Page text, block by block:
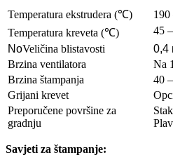
Temperatura ekstrudera (℃) 190
Temperatura kreveta (℃)
45
NoVeličina blistavosti
0,4
Brzina ventilatora
Na
Brzina štampanja
40
Grijani krevet
Preporučene površine za
gradnju
Savjeti za štampanje: